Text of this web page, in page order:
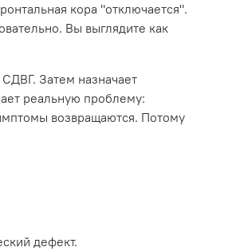
кора "отключается".
Вы выглядите как
Затем назначает
реальную проблему:
возвращаются. Потому
дефект.